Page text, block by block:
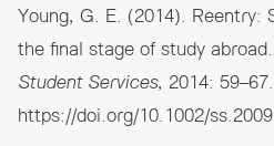
Young, G. E. (2014). Reentry:
the final stage of study abroad.
Student Services, 2014: 59–67.
https://doi.org/10.1002/